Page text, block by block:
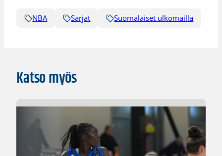
NBA Sarjat Suomalaiset ulkomailla
Katso myös